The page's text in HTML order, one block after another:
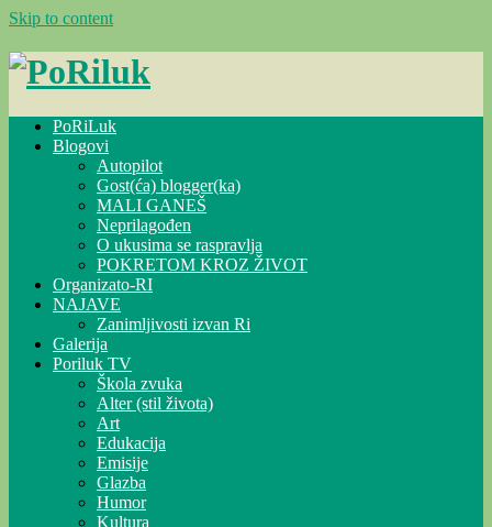
Skip to content
PoRiLuk
Blogovi
Autopilot
Gost(ća) blogger(ka)
MALI GANEŠ
Neprilagođen
O ukusima se raspravlja
POKRETOM KROZ ŽIVOT
Organizato-RI
NAJAVE
Zanimljivosti izvan Ri
Galerija
Poriluk TV
Škola zvuka
Alter (stil života)
Art
Edukacija
Emisije
Glazba
Humor
Kultura